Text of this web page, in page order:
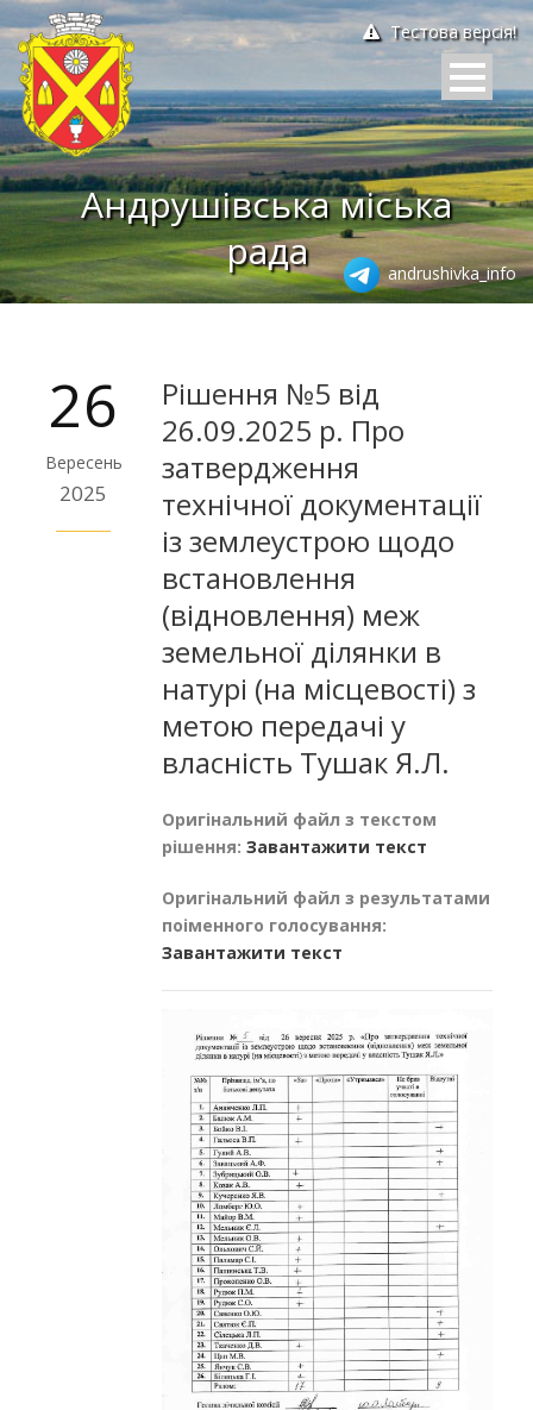
Тестова версія!
Андрушівська міська
рада
andrushivka_info
26
Вересень
2025
Рішення №5 від
26.09.2025 р. Про
затвердження
технічної документації
із землеустрою щодо
встановлення
(відновлення) меж
земельної ділянки в
натурі (на місцевості) з
метою передачі у
власність Тушак Я.Л.
Оригінальний файл з текстом
рішення: Завантажити текст
Оригінальний файл з результатами
поіменного голосування:
Завантажити текст